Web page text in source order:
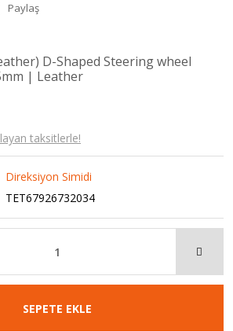
Paylaş
D-Shaped Steering wheel
| Leather
taksitlerle!
Direksiyon Simidi
TET67926732034
SEPETE EKLE